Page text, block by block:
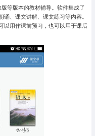
等版本的教材辅导。软件集成了
、课文讲解、课文练习等内容。
以用作课前预习，也可以用于课后